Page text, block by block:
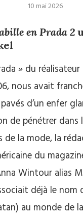
10 mai 2026
en Prada 2
» du
nous avait
d’un enfer
de pénétrer dans
de la mode, la
du
Wintour alias
déjà le nom
au monde de